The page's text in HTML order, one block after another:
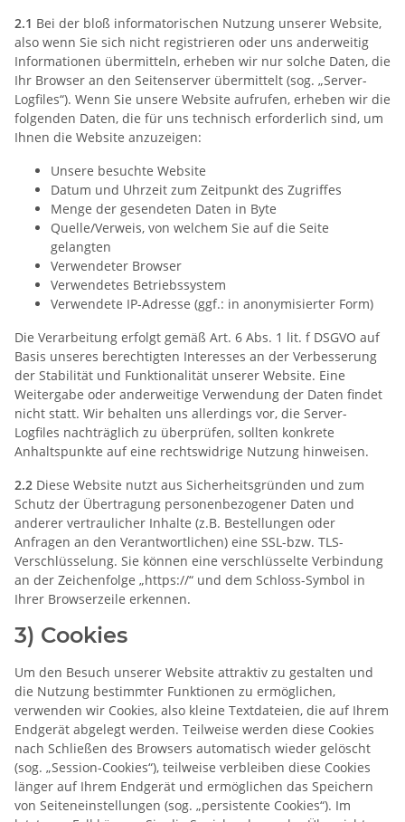
2.1 Bei der bloß informatorischen Nutzung unserer Website,
also wenn Sie sich nicht registrieren oder uns anderweitig
Informationen übermitteln, erheben wir nur solche Daten, die
Ihr Browser an den Seitenserver übermittelt (sog. „Server-
Logfiles“). Wenn Sie unsere Website aufrufen, erheben wir die
folgenden Daten, die für uns technisch erforderlich sind, um
Ihnen die Website anzuzeigen:
Unsere besuchte Website
Datum und Uhrzeit zum Zeitpunkt des Zugriffes
Menge der gesendeten Daten in Byte
Quelle/Verweis, von welchem Sie auf die Seite
gelangten
Verwendeter Browser
Verwendetes Betriebssystem
Verwendete IP-Adresse (ggf.: in anonymisierter Form)
Die Verarbeitung erfolgt gemäß Art. 6 Abs. 1 lit. f DSGVO auf
Basis unseres berechtigten Interesses an der Verbesserung
der Stabilität und Funktionalität unserer Website. Eine
Weitergabe oder anderweitige Verwendung der Daten findet
nicht statt. Wir behalten uns allerdings vor, die Server-
Logfiles nachträglich zu überprüfen, sollten konkrete
Anhaltspunkte auf eine rechtswidrige Nutzung hinweisen.
2.2 Diese Website nutzt aus Sicherheitsgründen und zum
Schutz der Übertragung personenbezogener Daten und
anderer vertraulicher Inhalte (z.B. Bestellungen oder
Anfragen an den Verantwortlichen) eine SSL-bzw. TLS-
Verschlüsselung. Sie können eine verschlüsselte Verbindung
an der Zeichenfolge „https://“ und dem Schloss-Symbol in
Ihrer Browserzeile erkennen.
3) Cookies
Um den Besuch unserer Website attraktiv zu gestalten und
die Nutzung bestimmter Funktionen zu ermöglichen,
verwenden wir Cookies, also kleine Textdateien, die auf Ihrem
Endgerät abgelegt werden. Teilweise werden diese Cookies
nach Schließen des Browsers automatisch wieder gelöscht
(sog. „Session-Cookies“), teilweise verbleiben diese Cookies
länger auf Ihrem Endgerät und ermöglichen das Speichern
von Seiteneinstellungen (sog. „persistente Cookies“). Im